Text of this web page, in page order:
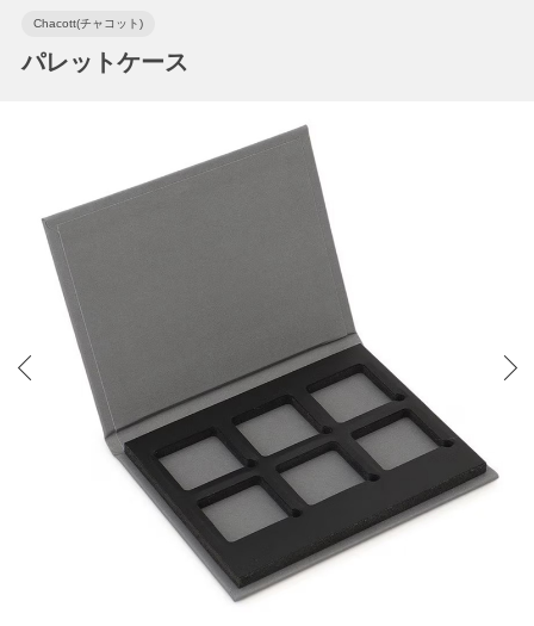
Chacott(チャコット)
パレットケース